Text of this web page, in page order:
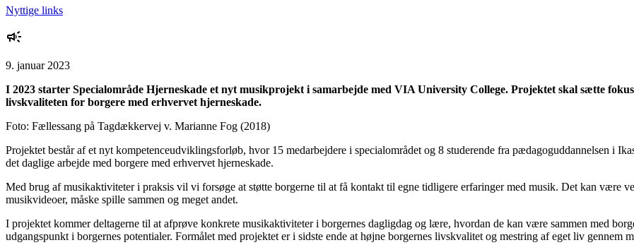
Nyttige links
9. januar 2023
I 2023 starter Specialområde Hjerneskade et nyt musikprojekt i samarbejde med VIA University College. Projektet skal sætte
livskvaliteten for borgere med erhvervet hjerneskade.
Foto: Fællessang på Tagdækkervej v. Marianne Fog (2018)
Projektet består af et nyt kompetenceudviklingsforløb, hvor 15 medarbejdere i specialområdet og 8 studerende fra pædagoguddannelsen i
det daglige arbejde med borgere med erhvervet hjerneskade.
Med brug af musikaktiviteter i praksis vil vi forsøge at støtte borgerne til at få kontakt til egne tidligere erfaringer med musik. Det kan være
musikvideoer, måske spille sammen og meget andet.
I projektet kommer deltagerne til at afprøve konkrete musikaktiviteter i borgernes dagligdag og lære, hvordan de kan være sammen med
udgangspunkt i borgernes potentialer. Formålet med projektet er i sidste ende at højne borgernes livskvalitet og mestring af eget liv gennem